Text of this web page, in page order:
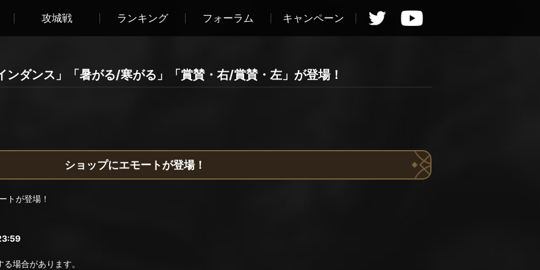
攻城戦 ランキング フォーラム キャンペーン
ンダンス」「暑がる/寒がる」「賞賛・右/賞賛・左」が登場！
ショップにエモートが登場！
トが登場！
場合があります。